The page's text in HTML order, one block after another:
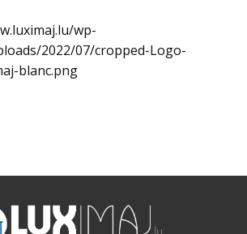
wp-
2022/07/cropped-Logo-
blanc.png